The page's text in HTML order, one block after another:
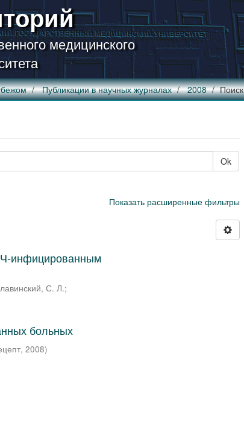
медицинского
Публикации в научных журналах 2008 Поиск
Ok
Показать расширенные фильтры
инфицированным
С. Л.;
больных
, 2008)